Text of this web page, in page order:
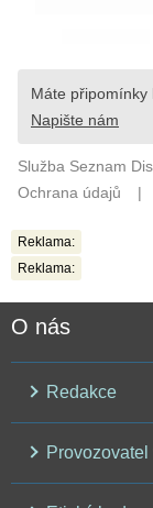
Reklama:
Reklama:
O nás
Redakce
Provozovatel